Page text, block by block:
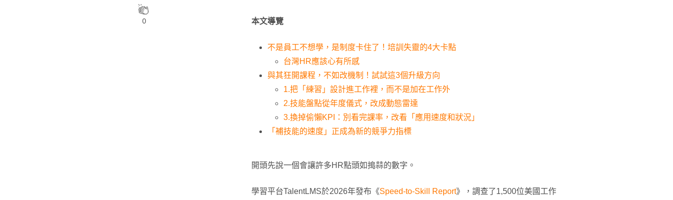
0 本文導覽
不是員工不想學，是制度卡住了！培訓失靈的4大卡點
台灣HR應該心有所感
與其狂開課程，不如改機制！試試這3個升級方向
1.把「練習」設計進工作裡，而不是加在工作外
2.技能盤點從年度儀式，改成動態雷達
3.換掉偷懶KPI：別看完課率，改看「應用速度和狀況」
「補技能的速度」正成為新的競爭力指標
開頭先說一個會讓許多HR點頭如搗蒜的數字。
學習平台TalentLMS於2026年發布《Speed-to-Skill Report》，調查了1,500位美國工作